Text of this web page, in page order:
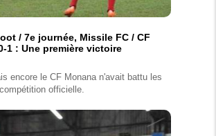
/ 7e journée, Missile FC / CF
1 : Une première victoire
encore le CF Monana n'avait battu les
officielle.